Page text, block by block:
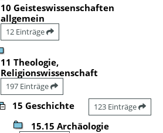
10 Geisteswissenschaften
allgemein
12 Einträge
11 Theologie,
Religionswissenschaft
197 Einträge
15 Geschichte 123 Einträge
15.15 Archäologie